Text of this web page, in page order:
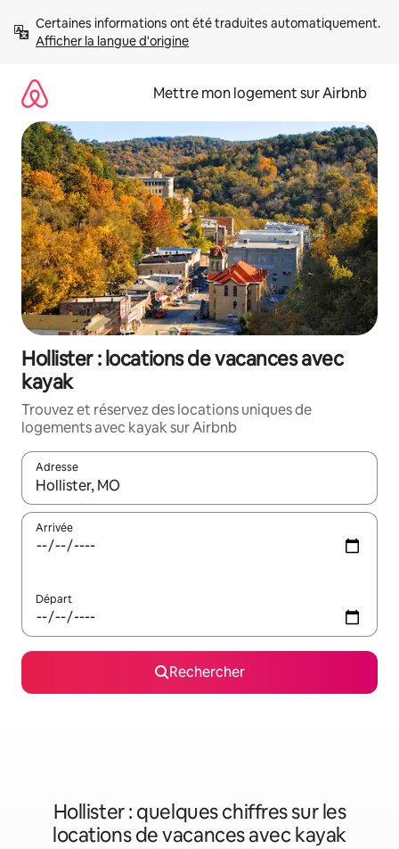
directement
Afficher la langue d'origine
Mettre mon logement sur Airbnb
Hollister : locations de vacances avec
kayak
Trouvez et réservez des locations uniques de
logements avec kayak sur Airbnb
Adresse
Lorsque les résultats s'affichent, utilisez les flèches vers le
Arrivée
Départ
Rechercher
Hollister : quelques chiffres sur les
locations de vacances avec kayak